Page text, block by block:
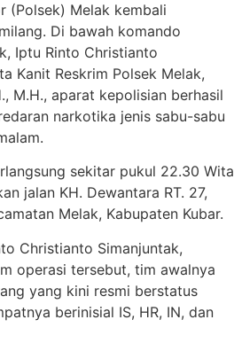
(Polsek) Melak kembali
Di bawah komando
Iptu Rinto Christianto
Kanit Reskrim Polsek Melak,
M.H., aparat kepolisian berhasil
narkotika jenis sabu-sabu
sekitar pukul 22.30 Wita
jalan KH. Dewantara RT. 27,
Melak, Kabupaten Kubar.
Christianto Simanjuntak,
operasi tersebut, tim awalnya
yang kini resmi berstatus
berinisial IS, HR, IN, dan